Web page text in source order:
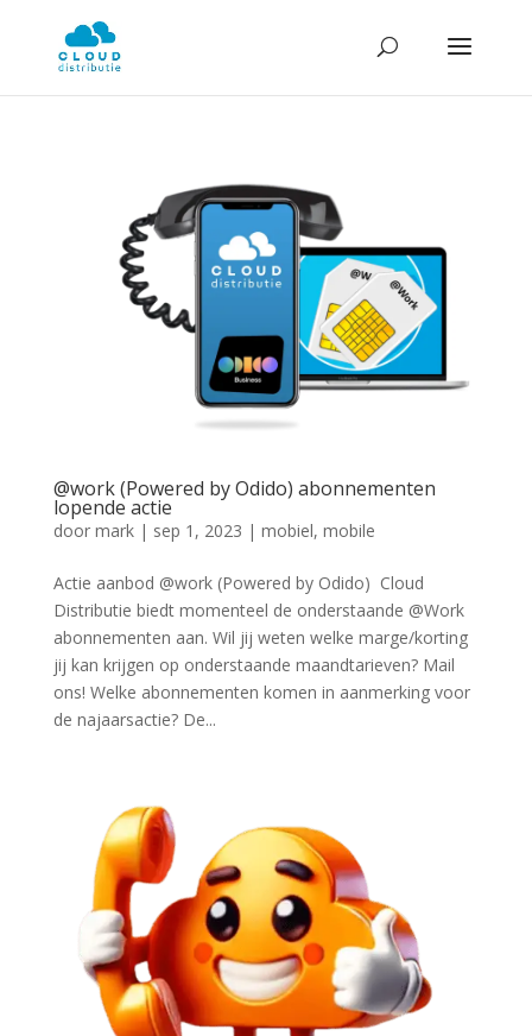
@work (Powered by Odido) abonnementen
lopende actie
door mark| sep 1, 2023 | mobiel, mobile
Actie aanbod @work (Powered by Odido) Cloud
Distributie biedt momenteel de onderstaande @Work
abonnementen aan. Wil jij weten welke marge/korting
jij kan krijgen op onderstaande maandtarieven? Mail
ons! Welke abonnementen komen in aanmerking voor
de najaarsactie? De...